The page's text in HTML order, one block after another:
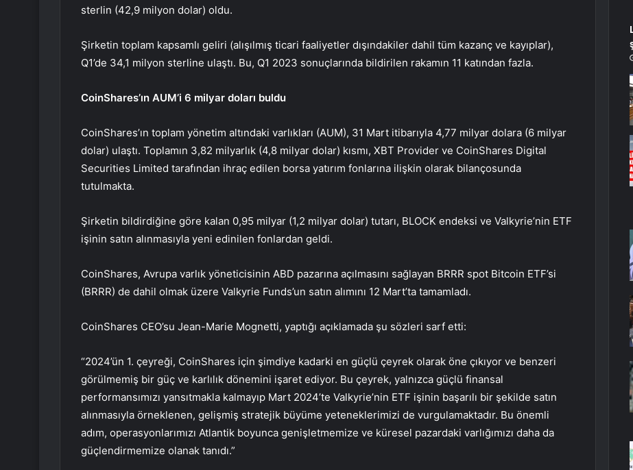
sterlin (42,9 milyon dolar) oldu.
Şirketin toplam kapsamlı geliri (alışılmış ticari faaliyetler dışındakiler dahil tüm kazanç ve kayıplar),
Q1’de 34,1 milyon sterline ulaştı. Bu, Q1 2023 sonuçlarında bildirilen rakamın 11 katından fazla.
CoinShares’ın AUM’i 6 milyar doları buldu
CoinShares’ın toplam yönetim altındaki varlıkları (AUM), 31 Mart itibarıyla 4,77 milyar dolara (6 milyar
dolar) ulaştı. Toplamın 3,82 milyarlık (4,8 milyar dolar) kısmı, XBT Provider ve CoinShares Digital
Securities Limited tarafından ihraç edilen borsa yatırım fonlarına ilişkin olarak bilançosunda
tutulmakta.
Şirketin bildirdiğine göre kalan 0,95 milyar (1,2 milyar dolar) tutarı, BLOCK endeksi ve Valkyrie’nin ETF
işinin satın alınmasıyla yeni edinilen fonlardan geldi.
CoinShares, Avrupa varlık yöneticisinin ABD pazarına açılmasını sağlayan BRRR spot Bitcoin ETF’si
(BRRR) de dahil olmak üzere Valkyrie Funds’un satın alımını 12 Mart’ta tamamladı.
CoinShares CEO’su Jean-Marie Mognetti, yaptığı açıklamada şu sözleri sarf etti:
“2024’ün 1. çeyreği, CoinShares için şimdiye kadarki en güçlü çeyrek olarak öne çıkıyor ve benzeri
görülmemiş bir güç ve karlılık dönemini işaret ediyor. Bu çeyrek, yalnızca güçlü finansal
performansımızı yansıtmakla kalmayıp Mart 2024’te Valkyrie’nin ETF işinin başarılı bir şekilde satın
alınmasıyla örneklenen, gelişmiş stratejik büyüme yeteneklerimizi de vurgulamaktadır. Bu önemli
adım, operasyonlarımızı Atlantik boyunca genişletmemize ve küresel pazardaki varlığımızı daha da
güçlendirmemize olanak tanıdı.”